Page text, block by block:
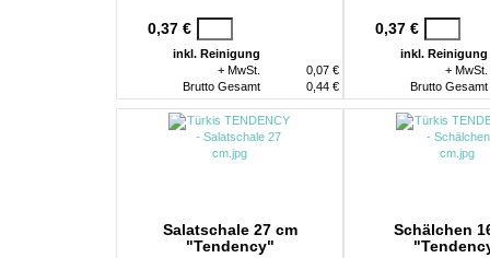
0,37 €
inkl. Reinigung
+ MwSt.
0,07 €
Brutto Gesamt
0,44 €
0,37 €
inkl. Reinigung
+ MwSt.
Brutto Gesamt
Salatschale 27 cm
"Tendency"
Schälchen